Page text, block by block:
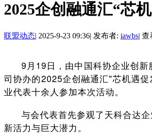
2025企创融通汇“芯
联盟动态| 2025-9-23 09:36| 发布者: iawbs| 查
9月19日，由中国科协企业创
司协办的2025企创融通汇"芯机遇
业代表十余人参加本次活动。
与会代表首先参观了天科合达
新活力与巨大潜力。